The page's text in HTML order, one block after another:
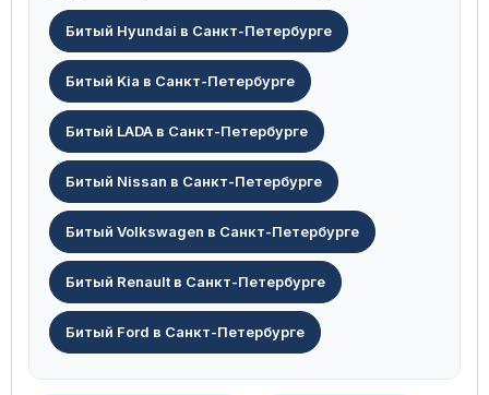
Битый Hyundai в Санкт-Петербурге
Битый Kia в Санкт-Петербурге
Битый LADA в Санкт-Петербурге
Битый Nissan в Санкт-Петербурге
Битый Volkswagen в Санкт-Петербурге
Битый Renault в Санкт-Петербурге
Битый Ford в Санкт-Петербурге